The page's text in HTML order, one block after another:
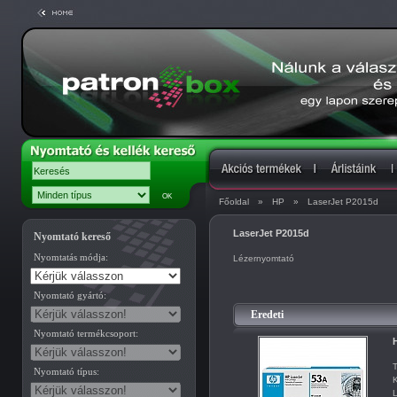
Főoldal » HP » LaserJet P2015d
Nyomtató kereső
Nyomtatás módja:
Nyomtató gyártó:
Nyomtató termékcsoport:
Nyomtató típus:
LaserJet P2015d
Lézernyomtató
Eredeti